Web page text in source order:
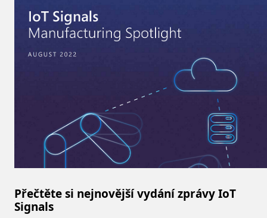
Přečtěte si nejnovější vydání zprávy IoT
Signals